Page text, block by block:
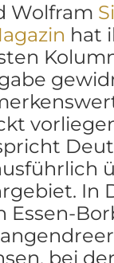
Wolfram
hat
In
Essen-
bei